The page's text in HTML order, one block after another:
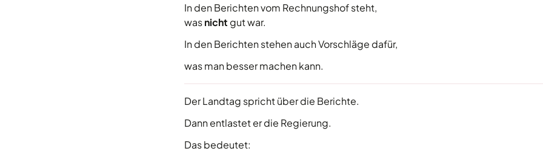
In den Berichten vom Rechnungshof steht,
wasnicht gut war.
In den Berichten stehen auch Vorschläge dafür,
was man besser machen kann.
Der Landtag spricht über die Berichte.
Dann entlastet er die Regierung.
Das bedeutet: